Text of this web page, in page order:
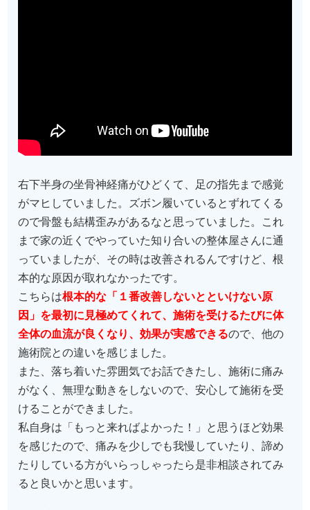
右下半身の坐骨神経痛がひどくて、足の指先まで感覚
がマヒしていました。ズボン履いているとずれてくる
ので骨盤も結構歪みがあるなと思っていました。これ
まで家の近くでやっていた知り合いの整体屋さんに通
っていましたが、その時は改善されるんですけど、根
本的な原因が取れなかったです。
こちらは根本的な「１番改善しないとといけない原
因」を最初に見極めてくれて、施術を受けるたびに体
全体の血流が良くなり、効果が実感できるので、他の
施術院との違いを感じました。
また、落ち着いた雰囲気でお話できたし、施術に痛み
がなく、無理な動きをしないので、安心して施術を受
けることができました。
私自身は「もっと来ればよかった！」と思うほど効果
を感じたので、痛みを少しでも我慢していたり、諦め
たりしている方がいらっしゃったら是非相談されてみ
ると良いかと思います。